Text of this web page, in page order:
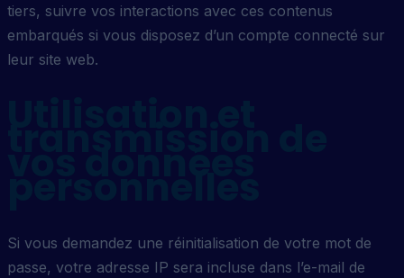
tiers, suivre vos interactions avec ces contenus
embarqués si vous disposez d’un compte connecté sur
leur site web.
Si vous demandez une réinitialisation de votre mot de
passe, votre adresse IP sera incluse dans l’e-mail de